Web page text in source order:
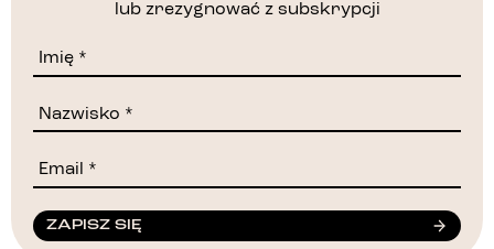
lub zrezygnować z subskrypcji
ZAPISZ SIĘ